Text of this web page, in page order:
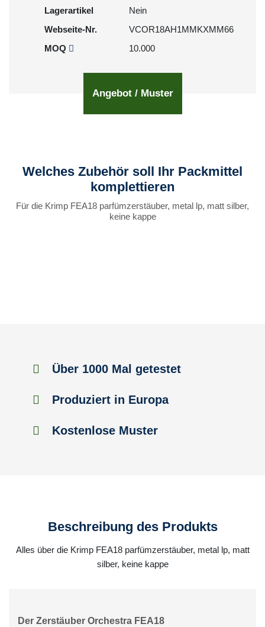
Lagerartikel
Nein
Webseite-Nr.
VCOR18AH1MMKXMM66
MOQ
10.000
Angebot / Muster
Welches Zubehör soll Ihr Packmittel
komplettieren
Für die Krimp FEA18 parfümzerstäuber, metal lp, matt silber,
keine kappe
Über 1000 Mal getestet
Produziert in Europa
Kostenlose Muster
Beschreibung des Produkts
Alles über die Krimp FEA18 parfümzerstäuber, metal lp, matt
silber, keine kappe
Der Zerstäuber Orchestra FEA18